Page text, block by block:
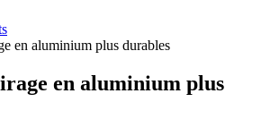
en aluminium plus durables
en aluminium plus